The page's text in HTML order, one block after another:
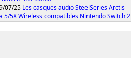
07/25 Les casques audio SteelSeries Arctis
5/5X Wireless compatibles Nintendo Switch 2